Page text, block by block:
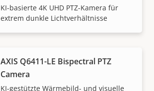
KI-basierte 4K UHD PTZ-Kamera für
extrem dunkle Lichtverhältnisse
AXIS Q6411-LE Bispectral PTZ
Camera
KI-gestützte Wärmebild- und visuelle